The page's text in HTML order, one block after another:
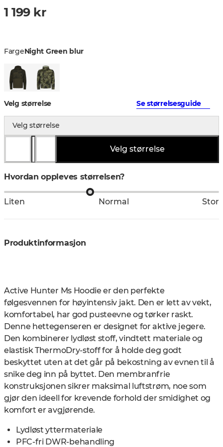
1 199 kr
FargeNight Green blur
Velg størrelse Se størrelsesguide
Velg størrelse
Velg størrelse
Hvordan oppleves størrelsen?
Liten Normal Stor
Produktinformasjon
Active Hunter Ms Hoodie er den perfekte
følgesvennen for høyintensiv jakt. Den er lett av vekt,
komfortabel, har god pusteevne og tørker raskt.
Denne hettegenseren er designet for aktive jegere.
Den kombinerer lydløst stoff, vindtett materiale og
elastisk ThermoDry-stoff for å holde deg godt
beskyttet uten at det går på bekostning av evnen til å
snike deg inn på byttet. Den membranfrie
konstruksjonen sikrer maksimal luftstrøm, noe som
gjør den ideell for krevende forhold der smidighet og
komfort er avgjørende.
Lydløst yttermateriale
PFC-fri DWR-behandling